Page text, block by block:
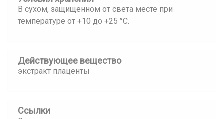
В сухом, защищенном от света месте при
температуре от +10 до +25 °С.
Действующее вещество
экстракт плаценты
Ссылки